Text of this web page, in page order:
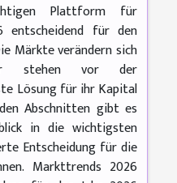
Plattform für
entscheidend für den
Märkte verändern sich
stehen vor der
Lösung für ihr Kapital
Abschnitten gibt es
in die wichtigsten
Entscheidung für die
Markttrends 2026